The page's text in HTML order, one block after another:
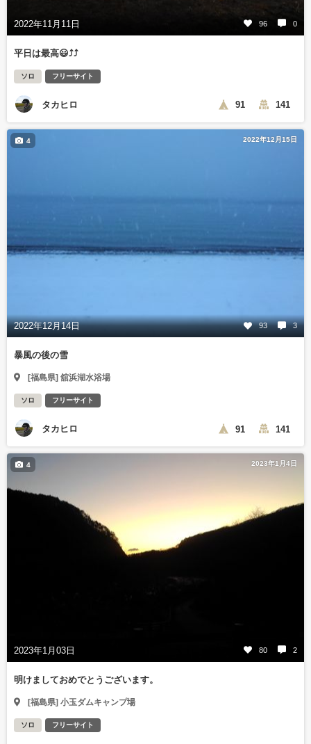
2022年11月11日 96 0
平日は最高😃⤴️⤴️
ソロ フリーサイト
タカヒロ 91 141
2022年12月15日
2022年12月14日 93 3
4
暴風の後の雪
[福島県] 舘浜湖水浴場
ソロ フリーサイト
タカヒロ 91 141
2023年1月4日
2023年1月03日 80 2
4
明けましておめでとうございます。
[福島県] 小玉ダムキャンプ場
ソロ フリーサイト